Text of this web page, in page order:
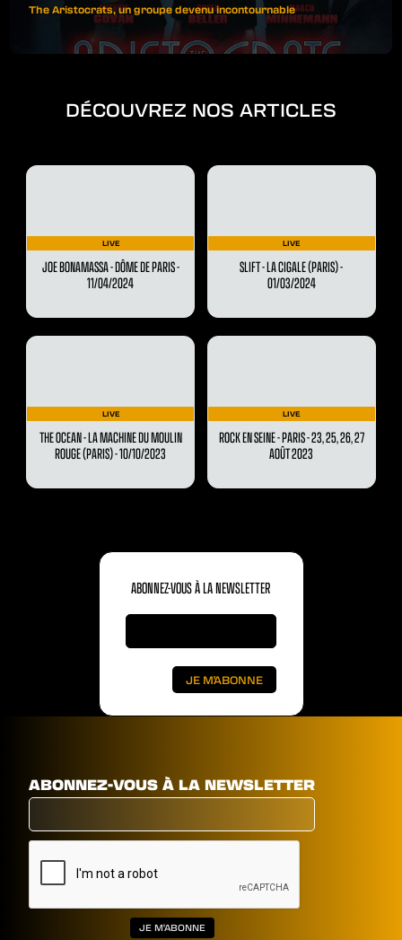
The Aristocrats, un groupe devenu incontournable
DÉCOUVREZ NOS ARTICLES
LIVE
JOE BONAMASSA - DÔME DE PARIS -
11/04/2024
LIVE
SLIFT - LA CIGALE (PARIS) -
01/03/2024
LIVE
THE OCEAN - LA MACHINE DU MOULIN
ROUGE (PARIS) - 10/10/2023
LIVE
ROCK EN SEINE - PARIS - 23, 25, 26, 27
AOÛT 2023
ABONNEZ-VOUS À LA NEWSLETTER
ABONNEZ-VOUS À LA NEWSLETTER